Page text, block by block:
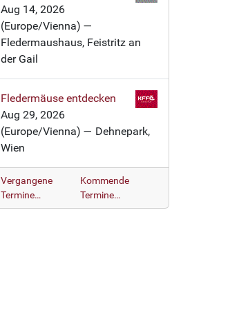
Aug 14, 2026
(Europe/Vienna) —
Fledermaushaus, Feistritz an
der Gail
Fledermäuse entdecken
Aug 29, 2026
(Europe/Vienna) — Dehnepark,
Wien
Vergangene
Termine…
Kommende
Termine…